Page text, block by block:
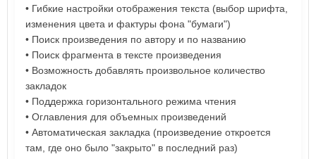
• Гибкие настройки отображения текста (выбор шрифта,
изменения цвета и фактуры фона "бумаги")
• Поиск произведения по автору и по названию
• Поиск фрагмента в тексте произведения
• Возможность добавлять произвольное количество
закладок
• Поддержка горизонтального режима чтения
• Оглавления для объемных произведений
• Автоматическая закладка (произведение откроется
там, где оно было "закрыто" в последний раз)